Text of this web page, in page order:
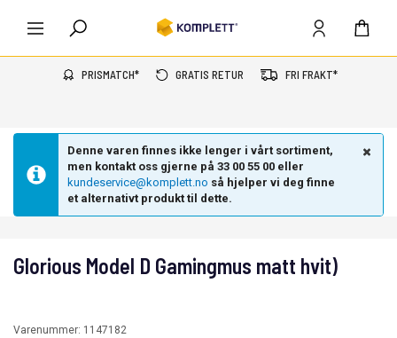
PRISMATCH* GRATIS RETUR FRI FRAKT*
Denne varen finnes ikke lenger i vårt sortiment,
men kontakt oss gjerne på 33 00 55 00 eller
kundeservice@komplett.no så hjelper vi deg finne
et alternativt produkt til dette.
Glorious Model D Gamingmus matt hvit)
Varenummer: 1147182